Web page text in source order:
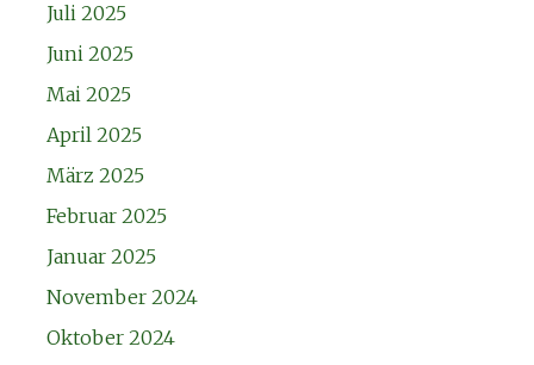
Juli 2025
Juni 2025
Mai 2025
April 2025
März 2025
Februar 2025
Januar 2025
November 2024
Oktober 2024